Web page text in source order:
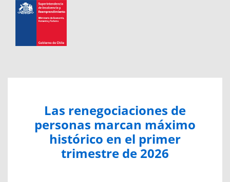
Las renegociaciones de
personas marcan máximo
histórico en el primer
trimestre de 2026